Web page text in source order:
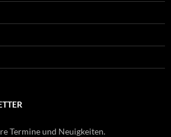
Termine und Neuigkeiten.